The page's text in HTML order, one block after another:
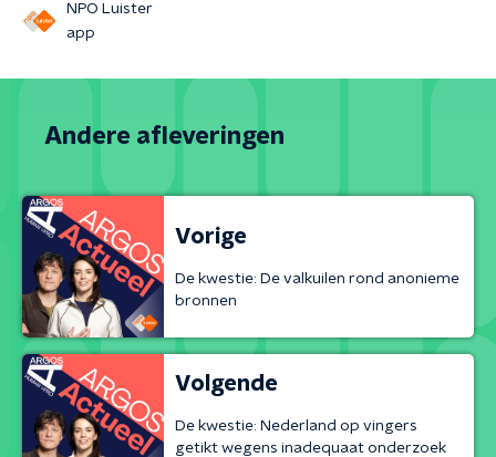
NPO Luister
app
Andere afleveringen
Vorige
De kwestie: De valkuilen rond anonieme
bronnen
Volgende
De kwestie: Nederland op vingers
getikt wegens inadequaat onderzoek